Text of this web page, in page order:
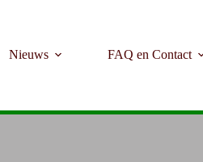
Nieuws FAQ en Contact